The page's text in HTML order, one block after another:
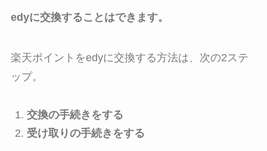
edyに交換することはできます。
楽天ポイントをedyに交換する方法は、次の2ステ
ップ。
交換の手続きをする
受け取りの手続きをする